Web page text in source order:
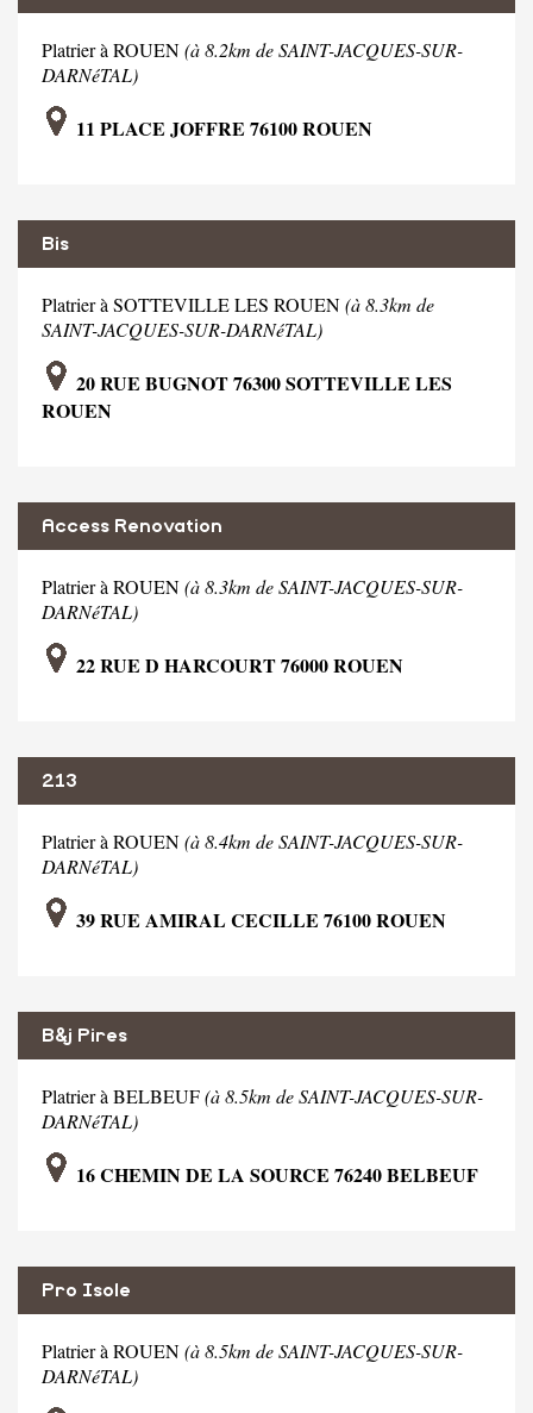
Platrier à ROUEN(à 8.2km de SAINT-JACQUES-SUR-
DARNéTAL)
11 PLACE JOFFRE 76100 ROUEN
Bis
Platrier à SOTTEVILLE LES ROUEN(à 8.3km de
SAINT-JACQUES-SUR-DARNéTAL)
20 RUE BUGNOT 76300 SOTTEVILLE LES
ROUEN
Access Renovation
Platrier à ROUEN(à 8.3km de SAINT-JACQUES-SUR-
DARNéTAL)
22 RUE D HARCOURT 76000 ROUEN
213
Platrier à ROUEN(à 8.4km de SAINT-JACQUES-SUR-
DARNéTAL)
39 RUE AMIRAL CECILLE 76100 ROUEN
B&j Pires
Platrier à BELBEUF(à 8.5km de SAINT-JACQUES-SUR-
DARNéTAL)
16 CHEMIN DE LA SOURCE 76240 BELBEUF
Pro Isole
Platrier à ROUEN(à 8.5km de SAINT-JACQUES-SUR-
DARNéTAL)